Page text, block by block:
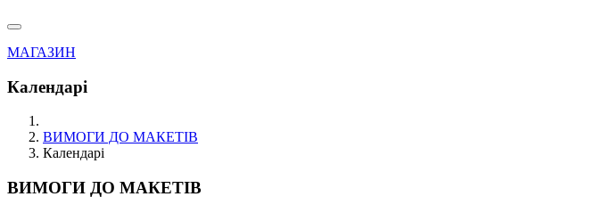
МАГАЗИН
Календарі
ВИМОГИ ДО МАКЕТІВ
Календарі
ВИМОГИ ДО МАКЕТІВ